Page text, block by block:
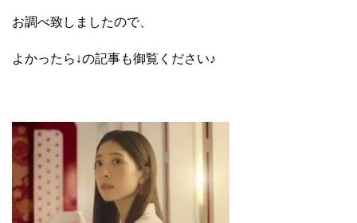
お調べ致しましたので、
よかったら↓の記事も御覧ください♪